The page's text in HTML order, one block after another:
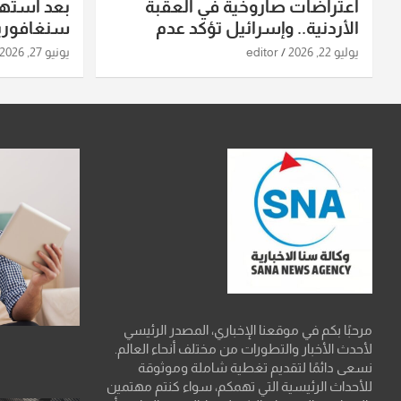
اعتراضات صاروخية في العقبة
الأردنية.. وإسرائيل تؤكد عدم
استهدافها
يوليو 22, 2026 editor
بعد
ومواقع
يونيو 27, 2026
مرحبًا بكم في موقعنا الإخباري، المصدر الرئيسي
لأحدث الأخبار والتطورات من مختلف أنحاء العالم.
نسعى دائمًا لتقديم تغطية شاملة وموثوقة
للأحداث الرئيسية التي تهمكم، سواء كنتم مهتمين